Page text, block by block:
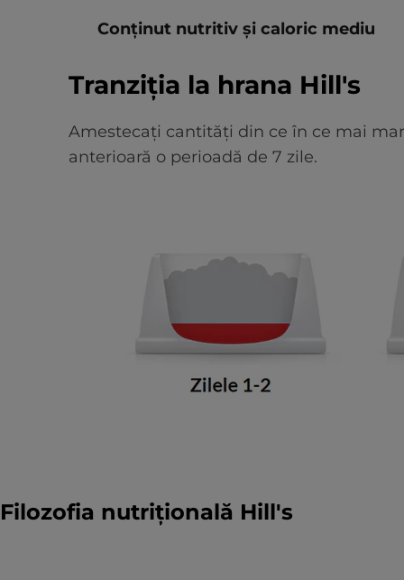
Conținut nutritiv și caloric mediu
Tranziția la hrana Hill's
Amestecați cantități din ce în ce mai
anterioară o perioadă de 7 zile.
Filozofia nutrițională Hill's